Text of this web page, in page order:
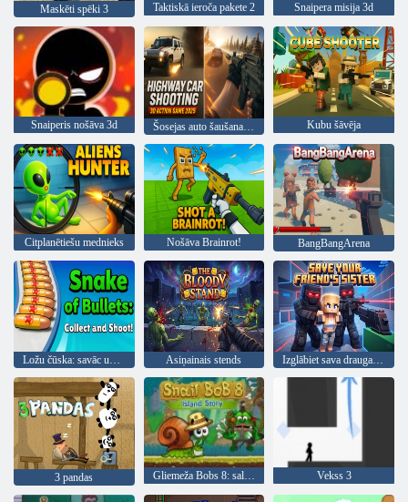
Maskēti spēki 3 Taktiskā ieroča pakete 2 Snaipera misija 3d
Snaiperis nošāva 3d Šosejas auto šaušanas 3D darbības spēle 2025 Kubu šāvēja
Citplanētiešu mednieks Nošāva Brainrot! BangBangArena
Ložu čūska: savāc un šauj! Asiņainais stends Izglābiet sava drauga māsu
3 pandas Gliemeža Bobs 8: salas stāsts Vekss 3